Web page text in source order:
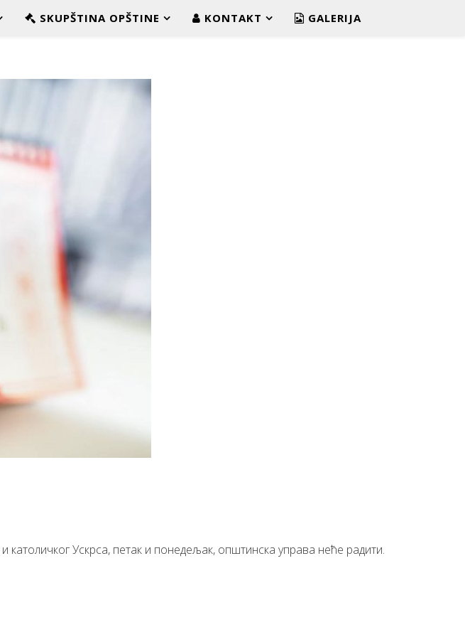
SKUPŠTINA OPŠTINE KONTAKT GALERIJA
Ускрса, петак и понедељак, општинска управа неће радити.